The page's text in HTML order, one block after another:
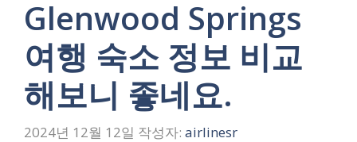
Glenwood Springs
여행 숙소 정보 비교
해보니 좋네요.
2024년 12월 12일 작성자: airlinesr